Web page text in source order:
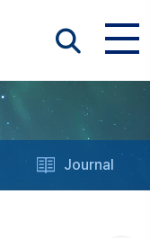
Journal